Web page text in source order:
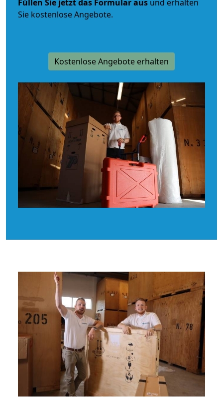
Füllen Sie jetzt das Formular aus und erhalten
Sie kostenlose Angebote.
Kostenlose Angebote erhalten